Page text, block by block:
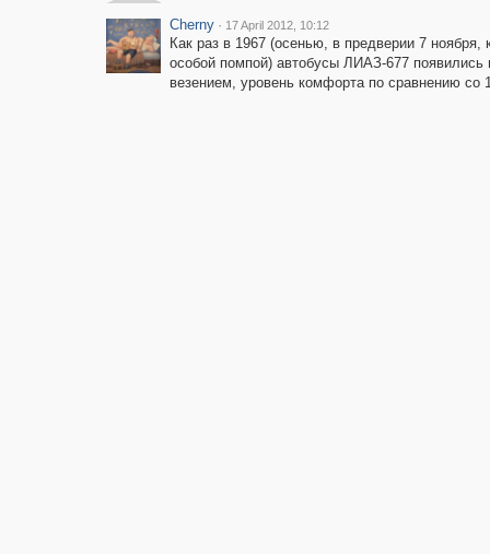
Cherny · 17 April 2012, 10:12
Как раз в 1967 (осенью, в предверии 7
особой помпой) автобусы ЛИАЗ-677
везением, уровень комфорта по сравнению со